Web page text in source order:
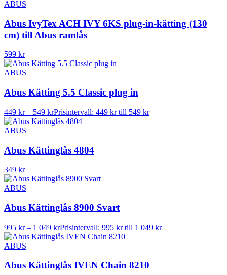
ABUS
Abus IvyTex ACH IVY 6KS plug-in-kätting (130
cm) till Abus ramlås
599 kr
ABUS
Abus Kätting 5.5 Classic plug in
449 kr – 549 krPrisintervall: 449 kr till 549 kr
ABUS
Abus Kättinglås 4804
349 kr
ABUS
Abus Kättinglås 8900 Svart
995 kr – 1 049 krPrisintervall: 995 kr till 1 049 kr
ABUS
Abus Kättinglås IVEN Chain 8210